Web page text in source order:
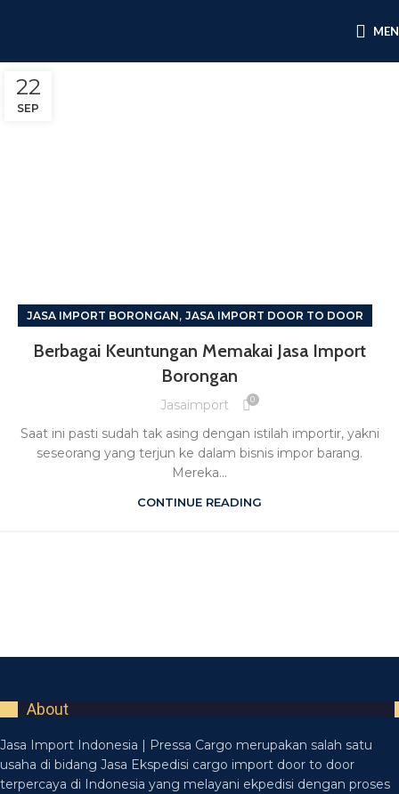
22
SEP
JASA IMPORT BORONGAN, JASA IMPORT DOOR TO DOOR
Berbagai Keuntungan Memakai Jasa Import
Borongan
Jasaimport 0
Saat ini pasti sudah tak asing dengan istilah importir, yakni
seseorang yang terjun ke dalam bisnis impor barang.
Mereka...
CONTINUE READING
About
Jasa Import Indonesia | Pressa Cargo merupakan salah satu
usaha di bidang Jasa Ekspedisi cargo import door to door
terpercaya di Indonesia yang melayani ekpedisi dengan proses